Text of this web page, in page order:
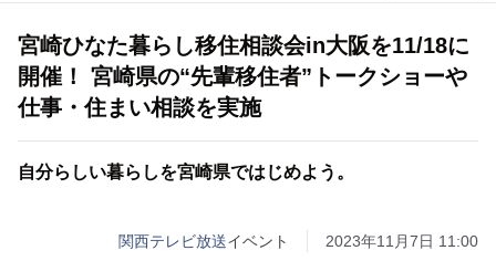
宮崎ひなた暮らし移住相談会in大阪を11/18に
開催！ 宮崎県の“先輩移住者”トークショーや
仕事・住まい相談を実施
自分らしい暮らしを宮崎県ではじめよう。
関西テレビ放送イベント 2023年11月7日 11:00